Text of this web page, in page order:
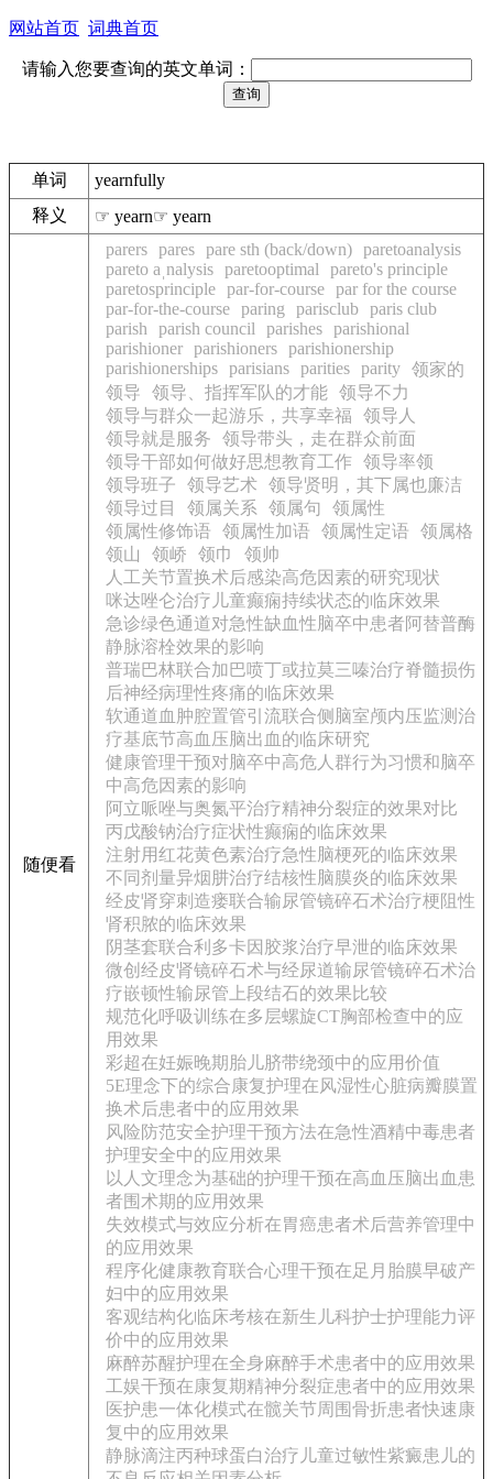
网站首页 词典首页
请输入您要查询的英文单词：
单词
yearnfully
释义
☞ yearn☞ yearn
随便看
parers pares pare sth (back/down) paretoanalysis
pareto aˌnalysis paretooptimal
pareto's principle
paretosprinciple par-for-course par for the course
par-for-the-course paring parisclub paris club
parish
parish council parishes parishional
parishioner parishioners parishionership
parishionerships parisians parities parity 领家的
领导
领导、指挥军队的才能 领导不力
领导与群众一起游乐，共享幸福
领导人
领导就是服务
领导带头，走在群众前面
领导干部如何做好思想教育工作 领导率领
领导班子
领导艺术 领导贤明，其下属也廉洁
领导过目
领属关系 领属句
领属性
领属性修饰语
领属性加语 领属性定语
领属格
领山
领峤 领巾
领帅
人工关节置换术后感染高危因素的研究现状
咪达唑仑治疗儿童癫痫持续状态的临床效果
急诊绿色通道对急性缺血性脑卒中患者阿替普酶
静脉溶栓效果的影响
普瑞巴林联合加巴喷丁或拉莫三嗪治疗脊髓损伤
后神经病理性疼痛的临床效果
软通道血肿腔置管引流联合侧脑室颅内压监测治
疗基底节高血压脑出血的临床研究
健康管理干预对脑卒中高危人群行为习惯和脑卒
中高危因素的影响
阿立哌唑与奥氮平治疗精神分裂症的效果对比
丙戊酸钠治疗症状性癫痫的临床效果
注射用红花黄色素治疗急性脑梗死的临床效果
不同剂量异烟肼治疗结核性脑膜炎的临床效果
经皮肾穿刺造瘘联合输尿管镜碎石术治疗梗阻性
肾积脓的临床效果
阴茎套联合利多卡因胶浆治疗早泄的临床效果
微创经皮肾镜碎石术与经尿道输尿管镜碎石术治
疗嵌顿性输尿管上段结石的效果比较
规范化呼吸训练在多层螺旋CT胸部检查中的应
用效果
彩超在妊娠晚期胎儿脐带绕颈中的应用价值
5E理念下的综合康复护理在风湿性心脏病瓣膜置
换术后患者中的应用效果
风险防范安全护理干预方法在急性酒精中毒患者
护理安全中的应用效果
以人文理念为基础的护理干预在高血压脑出血患
者围术期的应用效果
失效模式与效应分析在胃癌患者术后营养管理中
的应用效果
程序化健康教育联合心理干预在足月胎膜早破产
妇中的应用效果
客观结构化临床考核在新生儿科护士护理能力评
价中的应用效果
麻醉苏醒护理在全身麻醉手术患者中的应用效果
工娱干预在康复期精神分裂症患者中的应用效果
医护患一体化模式在髋关节周围骨折患者快速康
复中的应用效果
静脉滴注丙种球蛋白治疗儿童过敏性紫癜患儿的